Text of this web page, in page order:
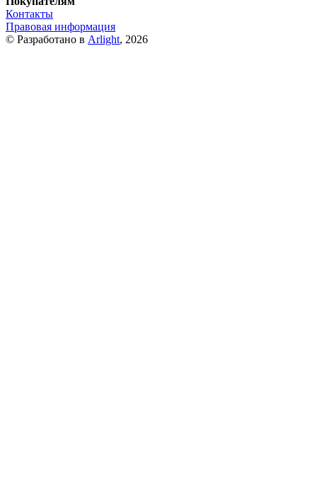
Контакты
Правовая информация
© Разработано в Arlight, 2026